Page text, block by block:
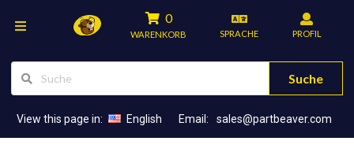
0
WARENKORB SPRACHE PROFIL
Suche
View this page in: English Email: sales@partbeaver.com